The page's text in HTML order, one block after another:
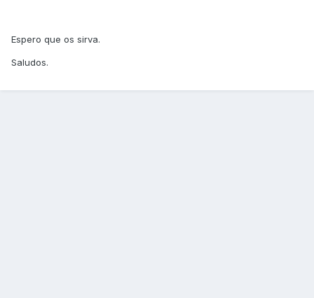
Espero que os sirva.
Saludos.